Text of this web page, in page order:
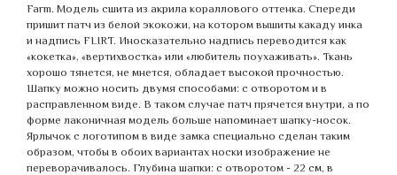
Farm. Модель сшита из акрила кораллового оттенка. Спереди
пришит патч из белой экокожи, на котором вышиты какаду инка
и надпись FLIRT. Иносказательно надпись переводится как
«кокетка», «вертихвостка» или «любитель поухаживать». Ткань
хорошо тянется, не мнется, обладает высокой прочностью.
Шапку можно носить двумя способами: с отворотом и в
расправленном виде. В таком случае патч прячется внутри, а по
форме лаконичная модель больше напоминает шапку-носок.
Ярлычок с логотипом в виде замка специально сделан таким
образом, чтобы в обоих вариантах носки изображение не
переворачивалось. Глубина шапки: с отворотом - 22 см, в